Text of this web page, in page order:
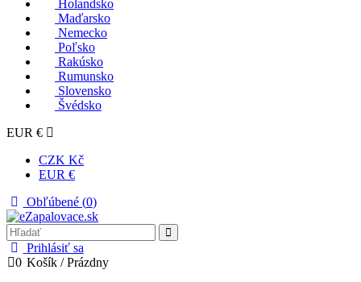
Holandsko
Maďarsko
Nemecko
Poľsko
Rakúsko
Rumunsko
Slovensko
Švédsko
EUR €
CZK Kč
EUR €
Obľúbené (0)
Prihlásiť sa
0 Košík /Prázdny